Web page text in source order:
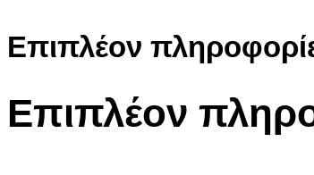
Επιπλέον
Επιπλέον